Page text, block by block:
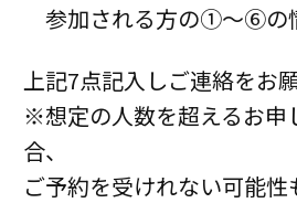
参加される方の①〜⑥の
上記7点記入しご連絡をお
※想定の人数を超えるお申
合、
ご予約を受けれない可能性